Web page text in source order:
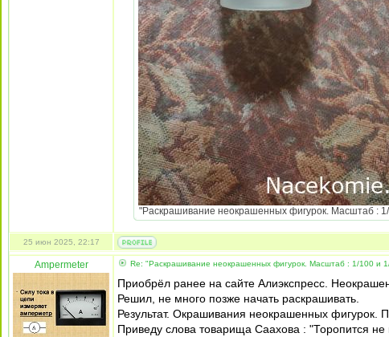
"Раскрашивание неокрашенных фигурок. Масштаб :
25 июн 2025, 22:17
Ampermeter Re: "Раскрашивание неокрашенных фигурок. Масштаб : 1/100 и
Приобрёл ранее на сайте Алиэкспресс.
Решил, не много позже начать раскрашивать.
Результат. Окрашивания неокрашенных фигурок.
Приведу слова товарища Саахова : "Торопится не